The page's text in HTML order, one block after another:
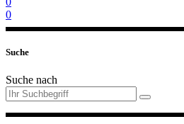
0
Suche
Suche nach